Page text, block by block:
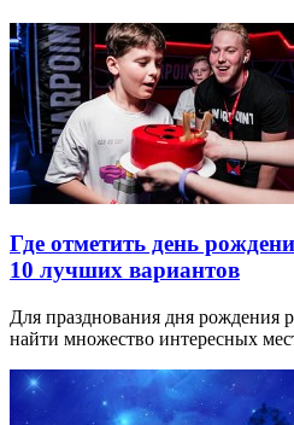
Где отметить день
10 лучших вариантов
Для празднования дня рождения
найти множество интересных